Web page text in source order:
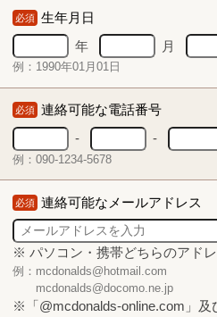
必須 生年月日
年
月
例：1990年01月01日
必須 連絡可能な電話番号
-
-
例：090-1234-5678
必須 連絡可能なメールアドレス
※ パソコン・携帯どちらのアド
例：mcdonalds@hotmail.com
mcdonalds@docomo.ne.jp
※「@mcdonalds-online.com」及